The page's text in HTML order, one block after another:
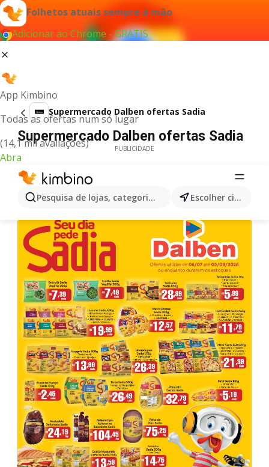
Folhetos atuais sempre à mão
Adicionar ao Chrome - GRÁTIS
App Kimbino
Todas as ofertas num só lugar
(14,1 mil avaliações)
Abra
Pesquisa de lojas, categorias,produtos... Escolher cidade
Supermercado Dalben ofertas Sadia
Supermercado Dalben ofertas Sadia
PUBLICIDADE